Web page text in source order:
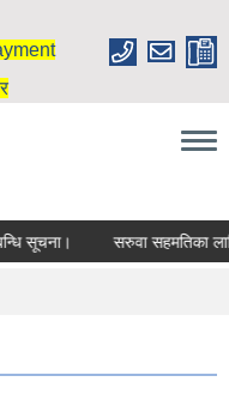
सूचना।
सरुवा सहमतिका